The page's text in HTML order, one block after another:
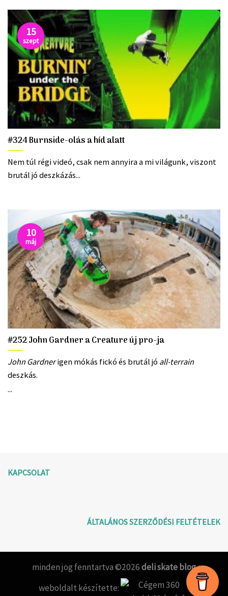
#324 Burnside-olás a híd alatt
Nem túl régi videó, csak nem annyira a mi világunk, viszont
brutál jó deszkázás...
15
szept
#252 John Gardner a Creature új pro-ja
John Gardnerigen mókás fickó és brutál jó all-terrain
deszkás.
...
10
máj
KAPCSOLAT
ÁLTALÁNOS SZERZŐDÉSI FELTÉTELEK
minden jog fenntartva ©2026deli skate blog
weboldalt készítette: